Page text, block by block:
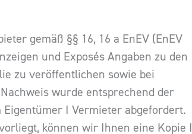
gemäß §§ 16, 16 a EnEV (EnEV
und Exposés Angaben zu den
zu veröffentlichen sowie bei
wurde entsprechend der
I Vermieter abgefordert.
können wir Ihnen eine Kopie I